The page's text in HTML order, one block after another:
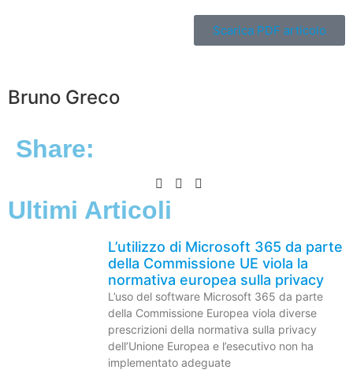
Scarica PDF articolo
Bruno Greco
Share:
Ultimi Articoli
L’utilizzo di Microsoft 365 da parte
della Commissione UE viola la
normativa europea sulla privacy
L’uso del software Microsoft 365 da parte
della Commissione Europea viola diverse
prescrizioni della normativa sulla privacy
dell’Unione Europea e l’esecutivo non ha
implementato adeguate